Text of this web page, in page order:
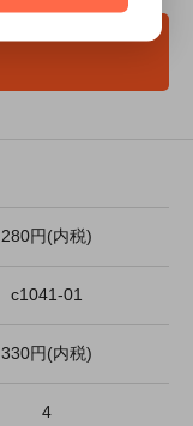
280円(内税)
c1041-01
330円(内税)
4